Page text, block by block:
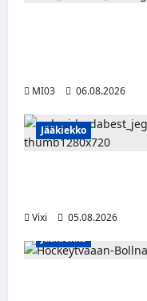
MI03 06.08.2026
Jääkiekko
Vixi
05.08.2026
Jääkiekko